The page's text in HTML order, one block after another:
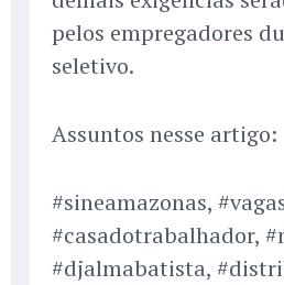
pelos empregadores
seletivo.
Assuntos nesse artigo:
#sineamazonas,
#casadotrabalhador,
#djalmabatista,